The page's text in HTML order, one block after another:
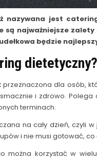
nazywana jest
są najważniejsze
będzie
dietetyczny?
przeznaczona dla osób,
i zdrowo.
terminach.
na cały dzień, czyli
i nie musi gotować,
można korzystać w